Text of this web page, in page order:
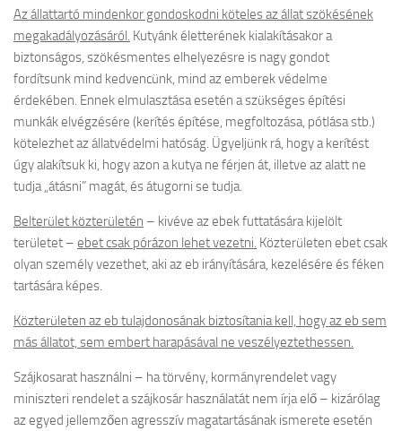
Az állattartó mindenkor gondoskodni köteles az állat szökésének
megakadályozásáról. Kutyánk életterének kialakításakor a
biztonságos, szökésmentes elhelyezésre is nagy gondot
fordítsunk mind kedvencünk, mind az emberek védelme
érdekében. Ennek elmulasztása esetén a szükséges építési
munkák elvégzésére (kerítés építése, megfoltozása, pótlása stb.)
kötelezhet az állatvédelmi hatóság. Ügyeljünk rá, hogy a kerítést
úgy alakítsuk ki, hogy azon a kutya ne férjen át, illetve az alatt ne
tudja „átásni” magát, és átugorni se tudja.
Belterület közterületén – kivéve az ebek futtatására kijelölt
területet – ebet csak pórázon lehet vezetni. Közterületen ebet csak
olyan személy vezethet, aki az eb irányítására, kezelésére és féken
tartására képes.
Közterületen az eb tulajdonosának biztosítania kell, hogy az eb sem
más állatot, sem embert harapásával ne veszélyeztethessen.
Szájkosarat használni – ha törvény, kormányrendelet vagy
miniszteri rendelet a szájkosár használatát nem írja elő – kizárólag
az egyed jellemzően agresszív magatartásának ismerete esetén